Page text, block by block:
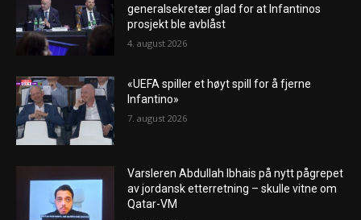
generalsekretær glad for at Infantinos
prosjekt ble avblåst
4. august 2026
«UEFA spiller et høyt spill for å fjerne
Infantino»
7. august 2026
Varsleren Abdullah Ibhais på nytt pågrepet
av jordansk etterretning – skulle vitne om
Qatar-VM